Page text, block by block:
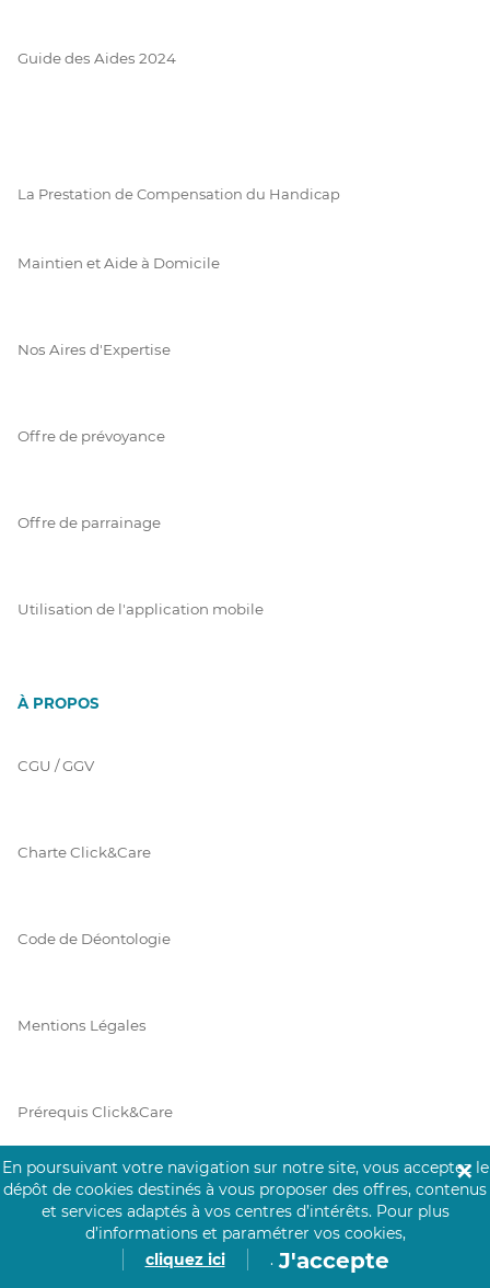
Guide des Aides 2024
La Prestation de Compensation du Handicap
Maintien et Aide à Domicile
Nos Aires d'Expertise
Offre de prévoyance
Offre de parrainage
Utilisation de l'application mobile
À PROPOS
CGU / GGV
Charte Click&Care
Code de Déontologie
Mentions Légales
Prérequis Click&Care
Protection des Données
En poursuivant votre navigation sur notre site, vous acceptez le
dépôt de cookies destinés à vous proposer des offres, contenus
et services adaptés à vos centres d’intérêts. Pour plus
d’informations et paramétrer vos cookies,
cliquez ici
. J'accepte
✕